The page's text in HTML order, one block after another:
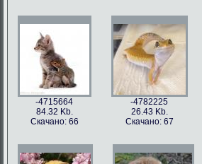
Самые смешные фото (15)
809.97 Kb.
Скачано: 68
Самые
Самые смешные фото (27)
Скачано: 61
Самые
Самые смешные фото (31)
626.42 Kb.
Скачано: 77
Самые
-4715664
84.32 Kb.
Скачано: 66
-4782225
26.43 Kb.
Скачано: 67